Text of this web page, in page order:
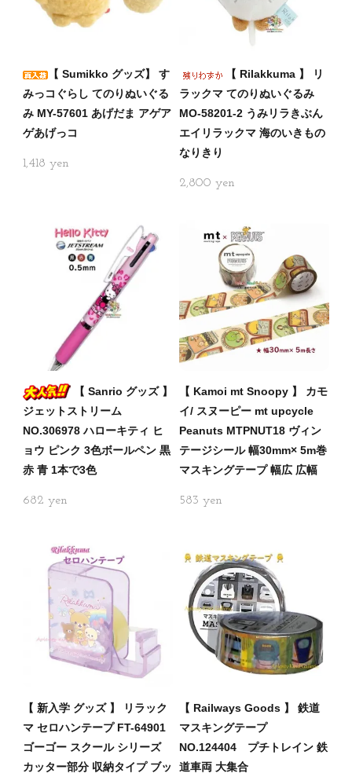
【 Sumikko グッズ】 す
みっコぐらし てのりぬいぐる
み MY-57601 あげだま アゲア
ゲあげっコ
1,418
【 Rilakkuma 】 リ
ラックマ てのりぬいぐるみ
MO-58201-2 うみリラきぶん
エイリラックマ 海のいきもの
なりきり
2,800
【 Sanrio グッズ 】
ジェットストリーム
NO.306978 ハローキティ ヒ
ョウ ピンク 3色ボールペン 黒
赤 青 1本で3色
682
【 Kamoi mt Snoopy 】 カモ
イ/ スヌーピー mt upcycle
Peanuts MTPNUT18 ヴィン
テージシール 幅30mm× 5m巻
マスキングテープ 幅広 広幅
583
【 新入学 グッズ 】 リラック
マ セロハンテープ FT-64901
ゴーゴー スクール シリーズ
カッター部分 収納タイプ ブッ
【 Railways Goods 】 鉄道
マスキングテープ
NO.124404 プチトレイン 鉄
道車両 大集合